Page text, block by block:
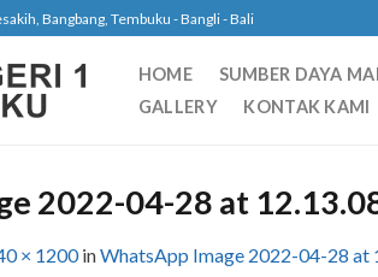
Bangbang, Tembuku - Bangli - Bali
HOME SUMBER DAYA
GALLERY
KONTAK KAMI
2022-04-28 at
× 1200inWhatsApp Image 2022-04-28 at